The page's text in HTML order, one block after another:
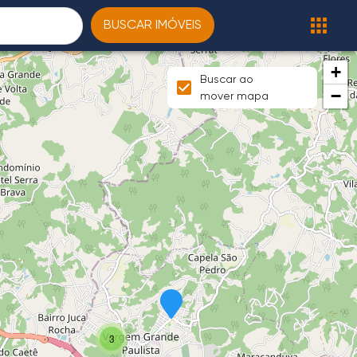
BUSCAR IMÓVEIS
3
+
−
Buscar ao
mover mapa